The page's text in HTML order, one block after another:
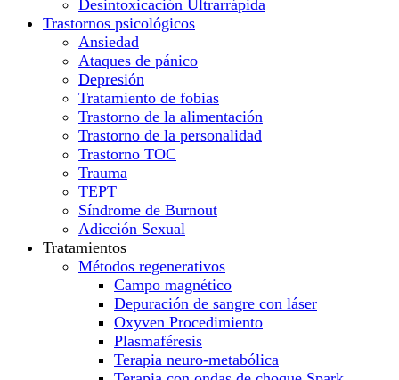
Desintoxicación Ultrarrápida
Trastornos psicológicos
Ansiedad
Ataques de pánico
Depresión
Tratamiento de fobias
Trastorno de la alimentación
Trastorno de la personalidad
Trastorno TOC
Trauma
TEPT
Síndrome de Burnout
Adicción Sexual
Tratamientos
Métodos regenerativos
Campo magnético
Depuración de sangre con láser
Oxyven Procedimiento
Plasmaféresis
Terapia neuro-metabólica